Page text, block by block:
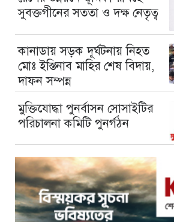
সুবক্তগীনের সততা ও দক্ষ নেতৃত্ব
কানাডায় সড়ক দূর্ঘটনায় নিহত
মোঃ ইস্তিনাব মাহির শেষ বিদায়,
দাফন সম্পন্ন
মুক্তিযোদ্ধা পুনর্বাসন সোসাইটির
পরিচালনা কমিটি পুনর্গঠন